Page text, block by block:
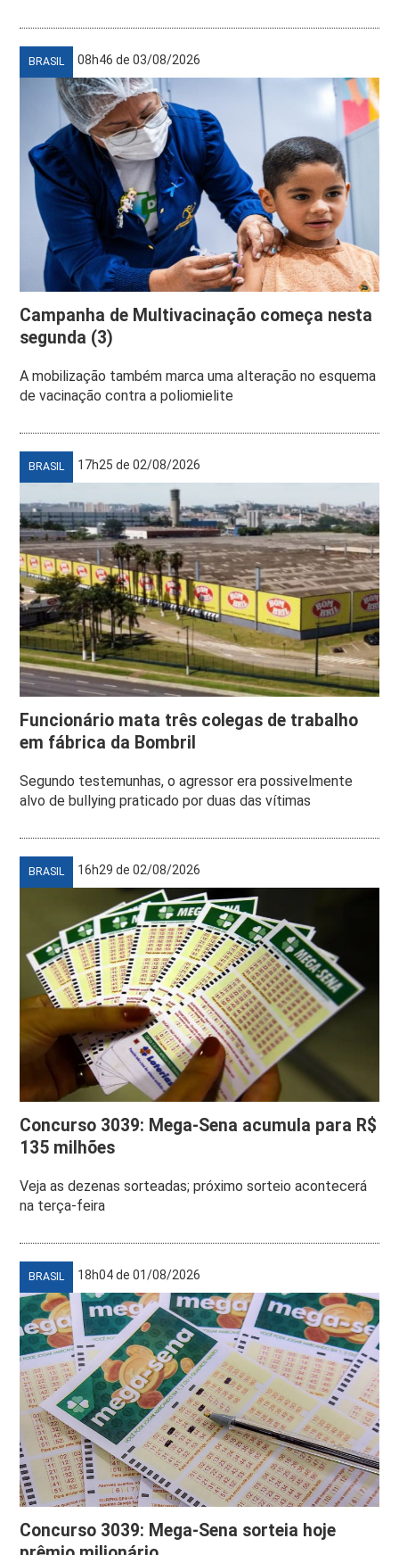
BRASIL 08h46 de 03/08/2026
Campanha de Multivacinação começa nesta
segunda (3)
A mobilização também marca uma alteração no esquema
de vacinação contra a poliomielite
BRASIL 17h25 de 02/08/2026
Funcionário mata três colegas de trabalho
em fábrica da Bombril
Segundo testemunhas, o agressor era possivelmente
alvo de bullying praticado por duas das vítimas
BRASIL 16h29 de 02/08/2026
Concurso 3039: Mega-Sena acumula para R$
135 milhões
Veja as dezenas sorteadas; próximo sorteio acontecerá
na terça-feira
BRASIL 18h04 de 01/08/2026
Concurso 3039: Mega-Sena sorteia hoje